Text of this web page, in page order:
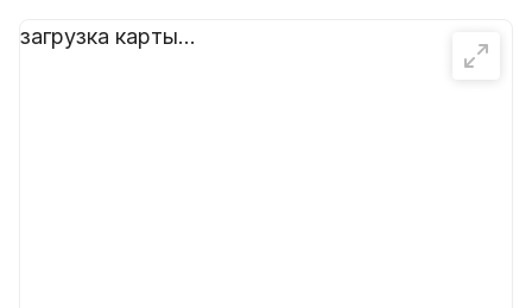
загрузка карты...